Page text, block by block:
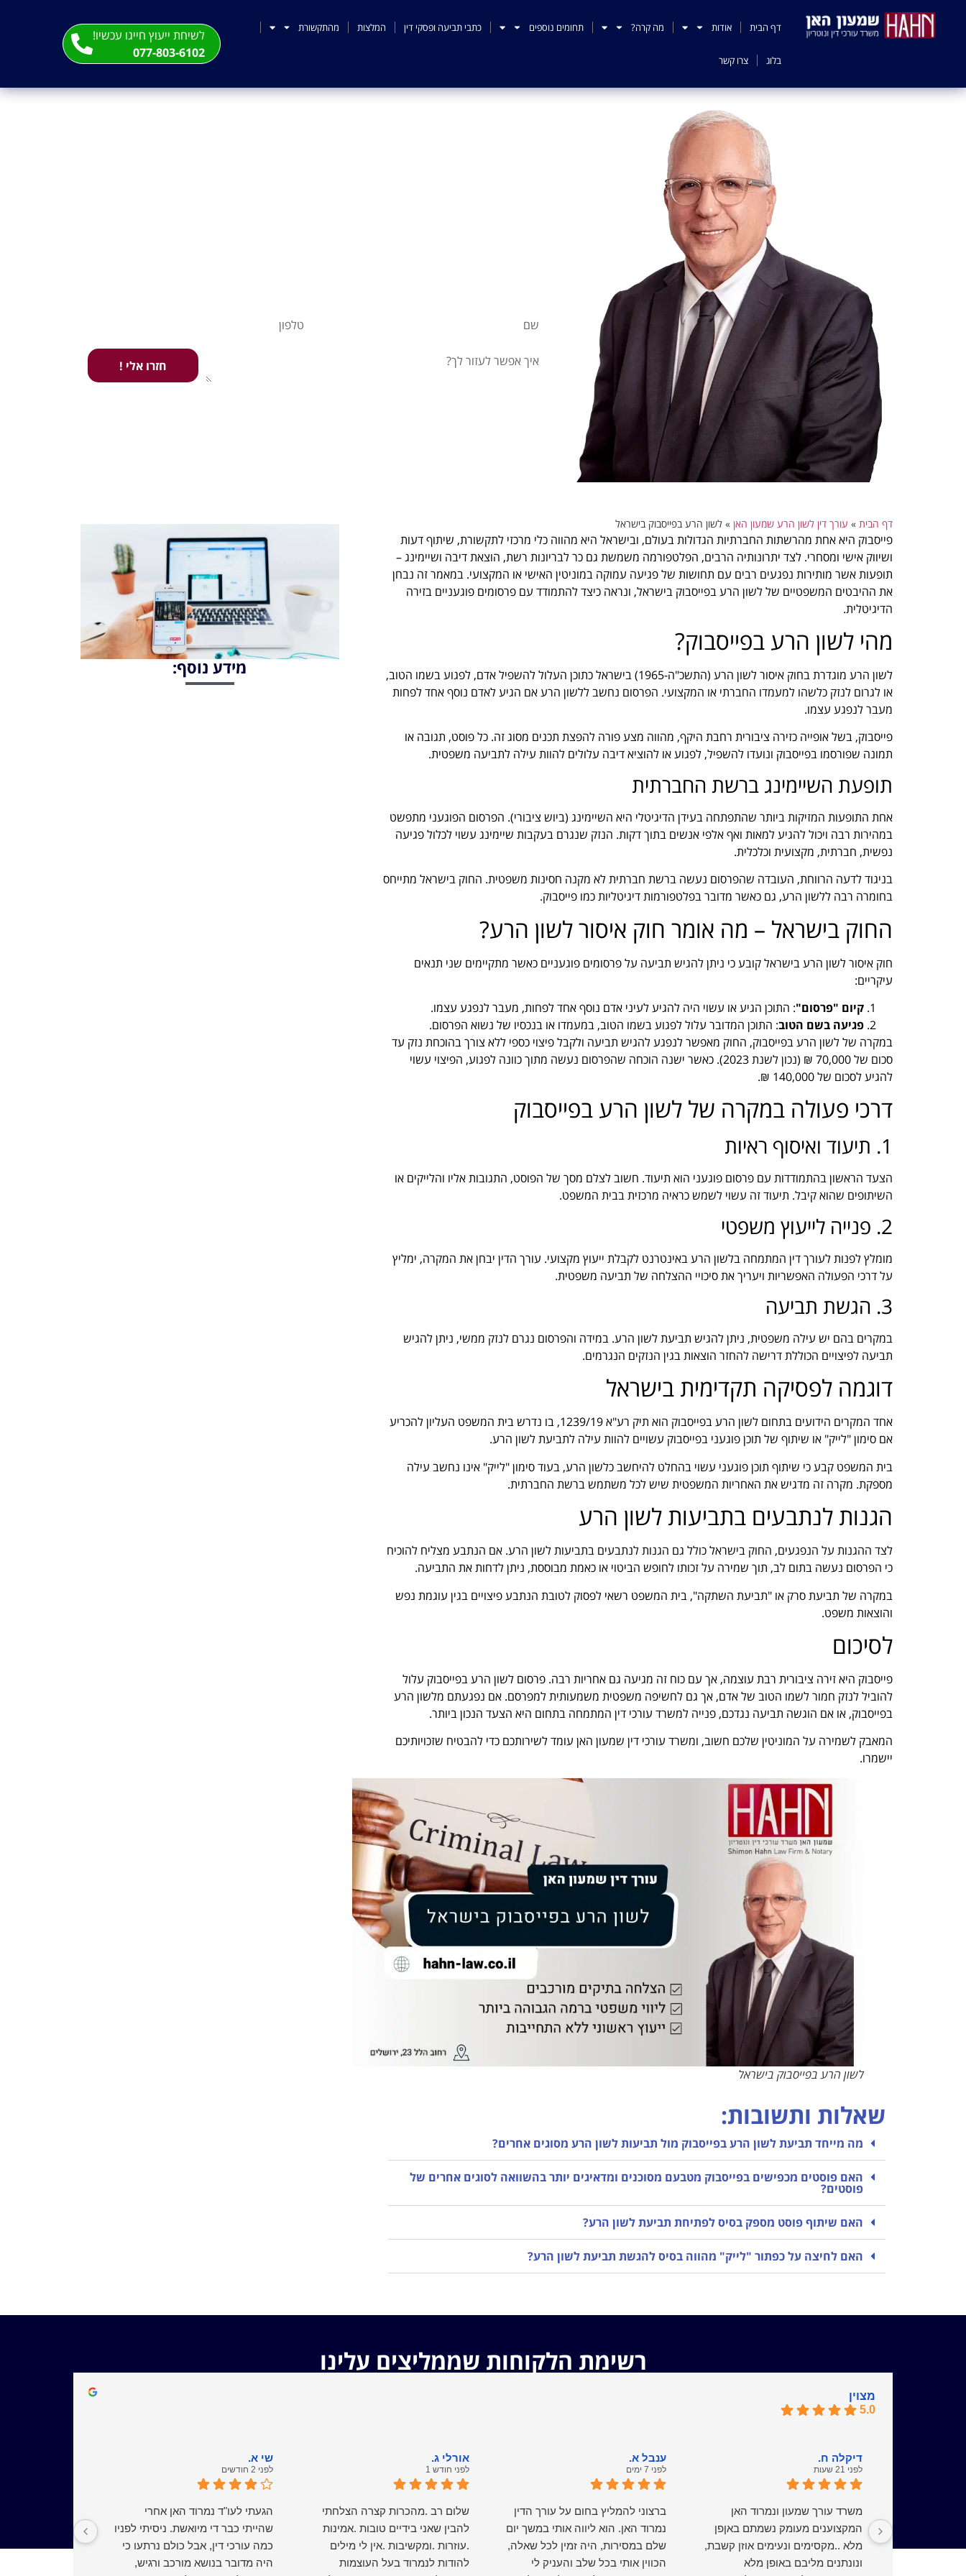
דף הבית אודות מה קרה? תחומים נוספים כתבי תביעה ופסקי דין המלצות מהתקשורת
בלוג צרו קשר
לשיחת ייעוץ חייגו עכשיו!
077-803-6102
חזרו אלי !
מידע נוסף:
דף הבית » עורך דין לשון הרע שמעון האן »לשון הרע בפייסבוק בישראל
פייסבוק היא אחת מהרשתות החברתיות הגדולות בעולם, ובישראל היא מהווה כלי מרכזי לתקשורת, שיתוף דעות
ושיווק אישי ומסחרי. לצד יתרונותיה הרבים, הפלטפורמה משמשת גם כר לבריונות רשת, הוצאת דיבה ושיימינג –
תופעות אשר מותירות נפגעים רבים עם תחושות של פגיעה עמוקה במוניטין האישי או המקצועי. במאמר זה נבחן
את ההיבטים המשפטיים של לשון הרע בפייסבוק בישראל, ונראה כיצד להתמודד עם פרסומים פוגעניים בזירה
הדיגיטלית.
מהי לשון הרע בפייסבוק?
לשון הרע מוגדרת בחוק איסור לשון הרע (התשכ"ה-1965) בישראל כתוכן העלול להשפיל אדם, לפגוע בשמו הטוב,
או לגרום לנזק כלשהו למעמדו החברתי או המקצועי. הפרסום נחשב ללשון הרע אם הגיע לאדם נוסף אחד לפחות
מעבר לנפגע עצמו.
פייסבוק, בשל אופייה כזירה ציבורית רחבת היקף, מהווה מצע פורה להפצת תכנים מסוג זה. כל פוסט, תגובה או
תמונה שפורסמו בפייסבוק ונועדו להשפיל, לפגוע או להוציא דיבה עלולים להוות עילה לתביעה משפטית.
תופעת השיימינג ברשת החברתית
אחת התופעות המזיקות ביותר שהתפתחה בעידן הדיגיטלי היא השיימינג (ביוש ציבורי). הפרסום הפוגעני מתפשט
במהירות רבה ויכול להגיע למאות ואף אלפי אנשים בתוך דקות. הנזק שנגרם בעקבות שיימינג עשוי לכלול פגיעה
נפשית, חברתית, מקצועית וכלכלית.
בניגוד לדעה הרווחת, העובדה שהפרסום נעשה ברשת חברתית לא מקנה חסינות משפטית. החוק בישראל מתייחס
בחומרה רבה ללשון הרע, גם כאשר מדובר בפלטפורמות דיגיטליות כמו פייסבוק.
החוק בישראל – מה אומר חוק איסור לשון הרע?
חוק איסור לשון הרע בישראל קובע כי ניתן להגיש תביעה על פרסומים פוגעניים כאשר מתקיימים שני תנאים
עיקריים:
קיום "פרסום": התוכן הגיע או עשוי היה להגיע לעיני אדם נוסף אחד לפחות, מעבר לנפגע עצמו.
פגיעה בשם הטוב: התוכן המדובר עלול לפגוע בשמו הטוב, במעמדו או בנכסיו של נשוא הפרסום.
במקרה של לשון הרע בפייסבוק, החוק מאפשר לנפגע להגיש תביעה ולקבל פיצוי כספי ללא צורך בהוכחת נזק עד
סכום של 70,000 ₪ (נכון לשנת 2023). כאשר ישנה הוכחה שהפרסום נעשה מתוך כוונה לפגוע, הפיצוי עשוי
להגיע לסכום של 140,000 ₪.
דרכי פעולה במקרה של לשון הרע בפייסבוק
1. תיעוד ואיסוף ראיות
הצעד הראשון בהתמודדות עם פרסום פוגעני הוא תיעוד. חשוב לצלם מסך של הפוסט, התגובות אליו והלייקים או
השיתופים שהוא קיבל. תיעוד זה עשוי לשמש כראיה מרכזית בבית המשפט.
2. פנייה לייעוץ משפטי
מומלץ לפנות לעורך דין המתמחה בלשון הרע באינטרנט לקבלת ייעוץ מקצועי. עורך הדין יבחן את המקרה, ימליץ
על דרכי הפעולה האפשריות ויעריך את סיכויי ההצלחה של תביעה משפטית.
3. הגשת תביעה
במקרים בהם יש עילה משפטית, ניתן להגיש תביעת לשון הרע. במידה והפרסום נגרם לנזק ממשי, ניתן להגיש
תביעה לפיצויים הכוללת דרישה להחזר הוצאות בגין הנזקים הנגרמים.
דוגמה לפסיקה תקדימית בישראל
אחד המקרים הידועים בתחום לשון הרע בפייסבוק הוא תיק רע"א 1239/19, בו נדרש בית המשפט העליון להכריע
אם סימון "לייק" או שיתוף של תוכן פוגעני בפייסבוק עשויים להוות עילה לתביעת לשון הרע.
בית המשפט קבע כי שיתוף תוכן פוגעני עשוי בהחלט להיחשב כלשון הרע, בעוד סימון "לייק" אינו נחשב עילה
מספקת. מקרה זה מדגיש את האחריות המשפטית שיש לכל משתמש ברשת החברתית.
הגנות לנתבעים בתביעות לשון הרע
לצד ההגנות על הנפגעים, החוק בישראל כולל גם הגנות לנתבעים בתביעות לשון הרע. אם הנתבע מצליח להוכיח
כי הפרסום נעשה בתום לב, תוך שמירה על זכותו לחופש הביטוי או כאמת מבוססת, ניתן לדחות את התביעה.
במקרה של תביעת סרק או "תביעת השתקה", בית המשפט רשאי לפסוק לטובת הנתבע פיצויים בגין עוגמת נפש
והוצאות משפט.
לסיכום
פייסבוק היא זירה ציבורית רבת עוצמה, אך עם כוח זה מגיעה גם אחריות רבה. פרסום לשון הרע בפייסבוק עלול
להוביל לנזק חמור לשמו הטוב של אדם, אך גם לחשיפה משפטית משמעותית למפרסם. אם נפגעתם מלשון הרע
בפייסבוק, או אם הוגשה תביעה נגדכם, פנייה למשרד עורכי דין המתמחה בתחום היא הצעד הנכון ביותר.
המאבק לשמירה על המוניטין שלכם חשוב, ומשרד עורכי דין שמעון האן עומד לשירותכם כדי להבטיח שזכויותיכם
יישמרו.
לשון הרע בפייסבוק בישראל
שאלות ותשובות:
מה מייחד תביעת לשון הרע בפייסבוק מול תביעות לשון הרע מסוגים אחרים?
האם פוסטים מכפישים בפייסבוק מטבעם מסוכנים ומדאיגים יותר בהשוואה לסוגים אחרים של
פוסטים?
האם שיתוף פוסט מספק בסיס לפתיחת תביעת לשון הרע?
האם לחיצה על כפתור "לייק" מהווה בסיס להגשת תביעת לשון הרע?
רשימת הלקוחות שממליצים עלינו
מצוין
5.0
דיקלה ח.
לפני 21 שעות
משרד עורך שמעון ונמרוד האן
המקצוענים מעומק נשמתם באןפן
מלא ..מקסימים ונעימים אוזן קשבת,
ונונתנים מליבם באופן מלא
ענבל א.
לפני 7 ימים
ברצוני להמליץ בחום על עורך הדין
נמרוד האן. הוא ליווה אותי במשך יום
שלם במסירות, היה זמין לכל שאלה,
הכווין אותי בכל שלב והעניק לי
אורלי ג.
לפני חודש 1
שלום רב .מהכרות קצרה הצלחתי
להבין שאני בידיים טובות .אמינות
.עוזרות .ומקשיבות .אין לי מילים
להודות לנמרוד בעל העוצמות
שי א.
לפני 2 חודשים
הגעתי לעו"ד נמרוד האן אחרי
שהייתי כבר די מיואשת. ניסיתי לפניו
כמה עורכי דין, אבל כולם נרתעו כי
היה מדובר בנושא מורכב ורגיש,
לבעלי חיים לא